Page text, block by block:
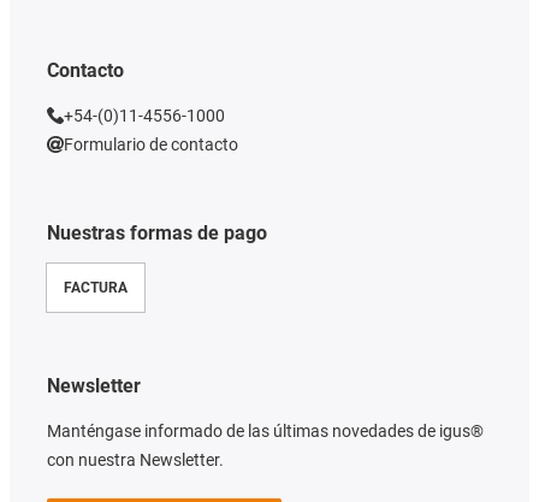
Nuestras formas de pago
FACTURA
Contacto
+54-(0)11-4556-1000
Formulario de contacto
Newsletter
Manténgase informado de las últimas novedades de igus®
con nuestra Newsletter.